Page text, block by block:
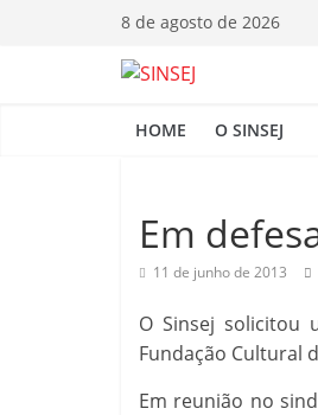
8 de agosto de 2026
S
N
S
E
HOME O SINSEJ
Em
11 de junho de 2013
O Sinsej solicitou
Fundação Cultural
Em reunião no